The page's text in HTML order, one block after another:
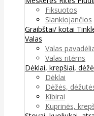
Fiksuotos
Slankiojančios
Graibštai/ kotai
Valas
Valas
Valas ritėms
Dėklai, krepšiai,
Dėklai
Dėžės,
Kibirai
Kuprinės,